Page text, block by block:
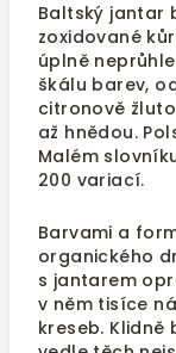
Baltský jantar
zoxidované
úplně
škálu barev,
citronově
až hnědou.
Malém
200 variací.
Barvami a
organického
s jantarem
v něm tisíce
kreseb. Klidně